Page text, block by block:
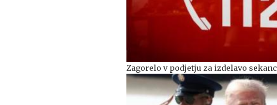
Zagorelo v podjetju za izdelavo